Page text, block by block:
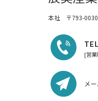
本社 〒793-0030
[営
メ